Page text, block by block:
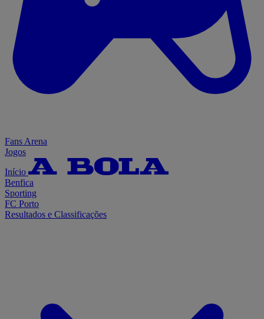
Fans Arena
Jogos
Início
Benfica
Sporting
FC Porto
Resultados e Classificações